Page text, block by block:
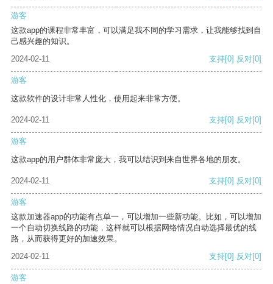
游客
这款app的课程非常丰富，可以满足我不同的学习需求，让我能够找到自
己感兴趣的知识。
2024-02-11
支持[0] 反对[0]
游客
这款软件的设计非常人性化，使用起来非常方便。
2024-02-11 支持[0] 反对[0]
游客
这款app的用户群体非常庞大，我可以结识到来自世界各地的朋友。
2024-02-11 支持[0] 反对[0]
游客
这款加速器app的功能有点单一，可以增加一些新功能。比如，可以增加
一个自动切换线路的功能，这样就可以根据网络情况自动选择最优的线
路，从而获得更好的加速效果。
2024-02-11
支持[0] 反对[0]
游客